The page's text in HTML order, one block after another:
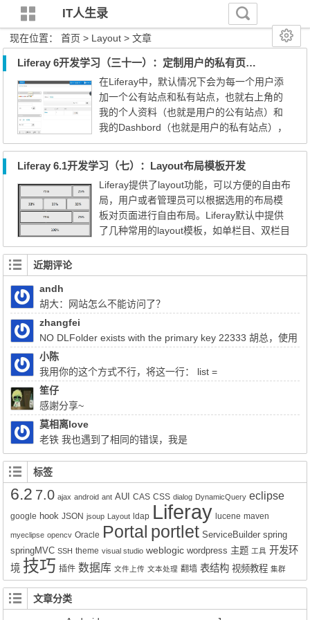
IT人生录
现在位置：首页 > Layout > 文章
Liferay 6开发学习（三十一）：定制用户的私有页与公有页
在Liferay中，默认情况下会为每一个用户添
加一个公有站点和私有站点，也就右上角的
我的个人资料（也就是用户的公有站点）和
我的Dashbord（也就是用户的私有站点），
这两个部分组成的是用户的个人站点，用户
在个人站点里面拥有管理员权限，比如页面
的创建、portlet增、删等。 我的个人资料：
是用户对外展示的内容，其他用户或不登录
用户都可以看到，为当前用户对其他人可见
的活动内容，一般放置一些可以公开...
Liferay 6.1开发学习（七）：Layout布局模板开发
Liferay提供了layout功能，可以方便的自由布
局，用户或者管理员可以根据选用的布局模
板对页面进行自由布局。Liferay默认中提供
了几种常用的layout模板，如单栏目、双栏目
（20%/80%，30%/70%）等几种常用的，但
求，一些复杂的布局需要自己开发。 Layout
非常简单。基于Liferay IDE可以进行可视化
近期评论
andh
胡大：网站怎么不能访问了？
zhangfei
NO DLFolder exists with the primary key 22333 胡总，使用
liferay上传文件报了这个错，该怎么解决
小陈
我用你的这个方式不行，将这一行： list =
(List)QueryUtil.list(q, getDialect(),start, end, false); 注释掉换成：
list = q.list();前面的：Query q = session.createQuery(sql); 换成
Query q = session.createSQLQuery(HQL).addEntity("这里是xx-
service.xml的名称", 类名Impl.class);就可以实现查询功能了。但是
有个问题就是只能得到该类的所有属性所对应的值，其它类的值无
法获得。比如我们的sql写联查就只能得到其中一张表的数据而不是
该SQL语句查询到的所有数据。求教该如何解决的好呢？
笙仔
感謝分享~
莫相离love
老铁 我也遇到了相同的错误，我是
Liferay7.0.4+openldap2.4报的这个错，请问你解决了吗？
标签
6.2 7.0 ajax android ant AUI CAS CSS dialog DynamicQuery eclipse
google hook JSON jsoup Layout ldap Liferay lucene maven
myeclipse opencv Oracle Portal portlet ServiceBuilder spring
springMVC SSH theme visual studio weblogic wordpress 主题 工具 开发环
境 技巧 插件 数据库 文件上传 文本处理 翻墙 表结构 视频教程 集群
文章分类